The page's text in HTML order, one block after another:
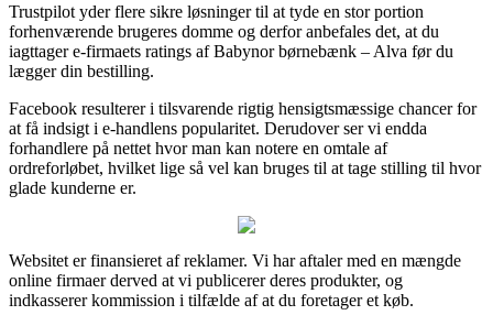
Trustpilot yder flere sikre løsninger til at tyde en stor portion
forhenværende brugeres domme og derfor anbefales det, at du
iagttager e-firmaets ratings af Babynor børnebænk – Alva før du
lægger din bestilling.
Facebook resulterer i tilsvarende rigtig hensigtsmæssige chancer for
at få indsigt i e-handlens popularitet. Derudover ser vi endda
forhandlere på nettet hvor man kan notere en omtale af
ordreforløbet, hvilket lige så vel kan bruges til at tage stilling til hvor
glade kunderne er.
Websitet er finansieret af reklamer. Vi har aftaler med en mængde
online firmaer derved at vi publicerer deres produkter, og
indkasserer kommission i tilfælde af at du foretager et køb.